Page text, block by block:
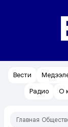
Вести
Радио
О
Главная